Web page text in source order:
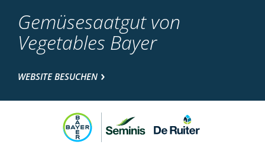
Gemüsesaatgut von
Vegetables Bayer
WEBSITE BESUCHEN